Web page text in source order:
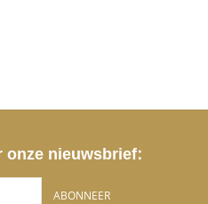
onze nieuwsbrief:
ABONNEER